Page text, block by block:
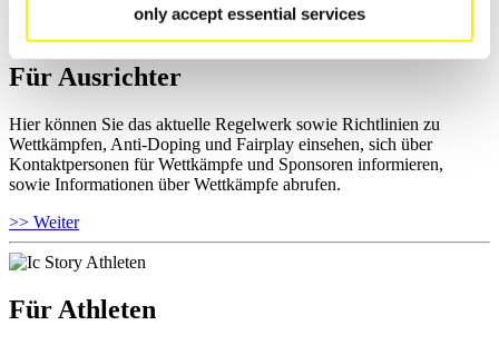
only accept essential services
Für Ausrichter
Hier können Sie das aktuelle Regelwerk sowie Richtlinien zu
Wettkämpfen, Anti-Doping und Fairplay einsehen, sich über
Kontaktpersonen für Wettkämpfe und Sponsoren informieren,
sowie Informationen über Wettkämpfe abrufen.
>> Weiter
Für Athleten